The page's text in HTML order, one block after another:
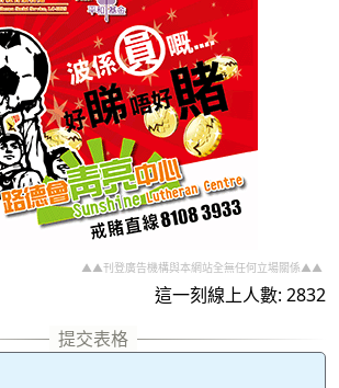
▲▲刊登廣告機構與本網站全無任何立場關係▲▲
這一刻線上人數: 2832